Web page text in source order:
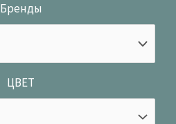
Бренды
ЦВЕТ